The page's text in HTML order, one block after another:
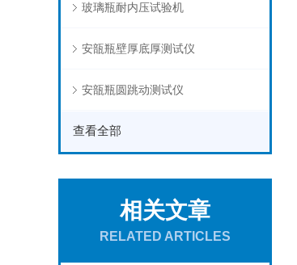
玻璃瓶耐内压试验机
安瓿瓶壁厚底厚测试仪
安瓿瓶圆跳动测试仪
查看全部
相关文章
RELATED ARTICLES